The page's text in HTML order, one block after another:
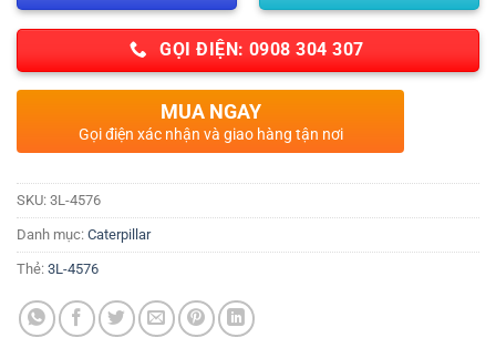
GỌI ĐIỆN: 0908 304 307
MUA NGAY
Gọi điện xác nhận và giao hàng tận nơi
SKU: 3L-4576
Danh mục: Caterpillar
Thẻ: 3L-4576